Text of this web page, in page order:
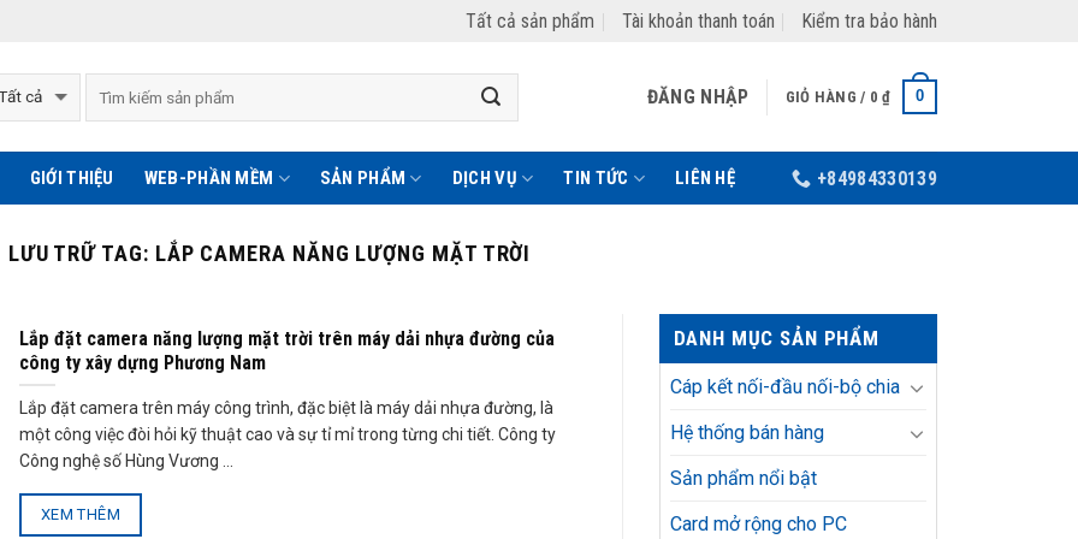
Tất cả sản phẩm Tài khoản thanh toán Kiểm tra bảo hành
ĐĂNG NHẬP GIỎ HÀNG / 0₫ 0
GIỚI THIỆU WEB-PHẦN MỀM SẢN PHẨM DỊCH VỤ TIN TỨC LIÊN HỆ +84984330139
LƯU TRỮ TAG: LẮP CAMERA NĂNG LƯỢNG MẶT TRỜI
Lắp đặt camera năng lượng mặt trời trên máy dải nhựa đường của
công ty xây dựng Phương Nam
Lắp đặt camera trên máy công trình, đặc biệt là máy dải nhựa đường, là
một công việc đòi hỏi kỹ thuật cao và sự tỉ mỉ trong từng chi tiết. Công ty
Công nghệ số Hùng Vương ...
XEM THÊM
DANH MỤC SẢN PHẨM
Cáp kết nối-đầu nối-bộ chia
Hệ thống bán hàng
Sản phẩm nổi bật
Card mở rộng cho PC